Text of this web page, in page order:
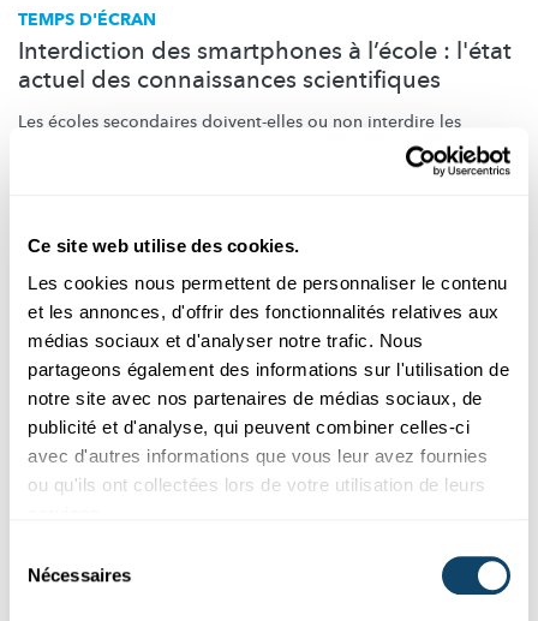
Ce site web utilise des cookies.
Les cookies nous permettent de personnaliser le contenu
et les annonces, d'offrir des fonctionnalités relatives aux
médias sociaux et d'analyser notre trafic. Nous
partageons également des informations sur l'utilisation de
notre site avec nos partenaires de médias sociaux, de
publicité et d'analyse, qui peuvent combiner celles-ci
avec d'autres informations que vous leur avez fournies
ou qu'ils ont collectées lors de votre utilisation de leurs
Nécessaires
TEMPS D'ÉCRAN
Interdiction des smartphones à l’école : l'état
actuel des connaissances scientifiques
Les écoles secondaires doivent-elles ou non interdire les
smartphones dans les salles de classe et les cours de récréation
? Nous faisons le point sur l'état actuel de la recherche.